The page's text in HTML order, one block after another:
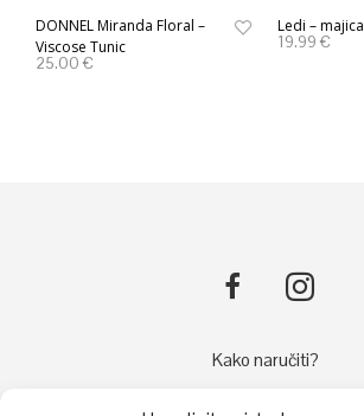
DONNEL Miranda Floral –
Viscose Tunic
25.00 €
Ledi – majica
19.99 €
Kako naručiti?